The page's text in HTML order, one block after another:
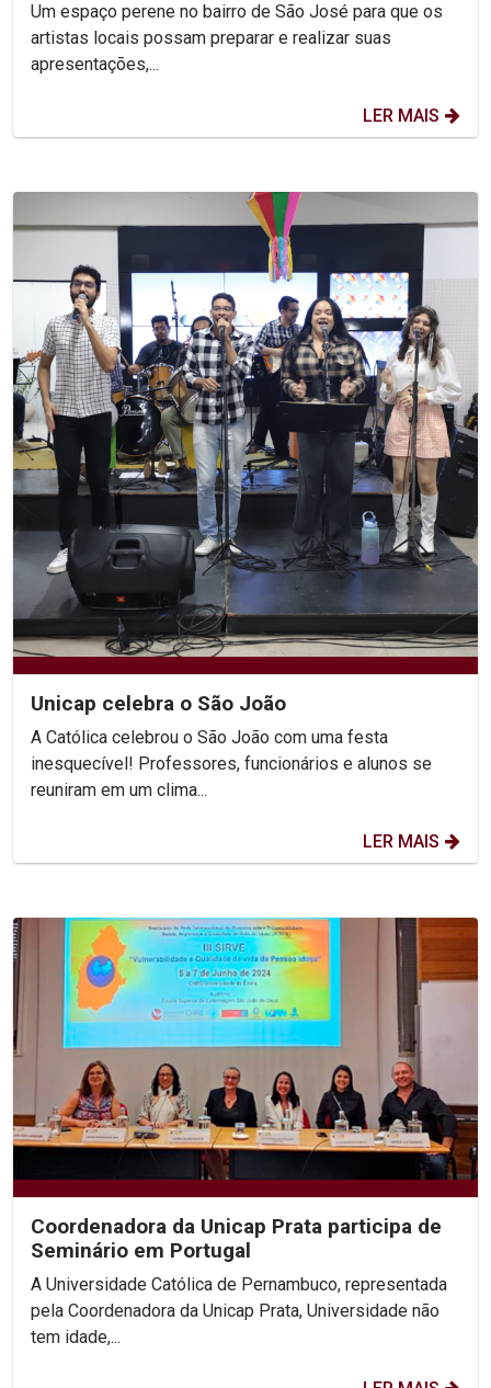
Um espaço perene no bairro de São José para que os
artistas locais possam preparar e realizar suas
apresentações,...
LER MAIS
Unicap celebra o São João
A Católica celebrou o São João com uma festa
inesquecível! Professores, funcionários e alunos se
reuniram em um clima...
LER MAIS
Coordenadora da Unicap Prata participa de
Seminário em Portugal
A Universidade Católica de Pernambuco, representada
pela Coordenadora da Unicap Prata, Universidade não
tem idade,...